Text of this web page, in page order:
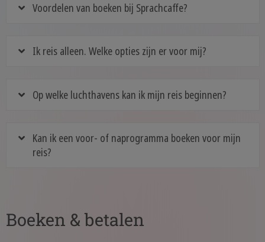
Voordelen van boeken bij Sprachcaffe?
Ik reis alleen. Welke opties zijn er voor mij?
Op welke luchthavens kan ik mijn reis beginnen?
Kan ik een voor- of naprogramma boeken voor mijn
reis?
Boeken & betalen